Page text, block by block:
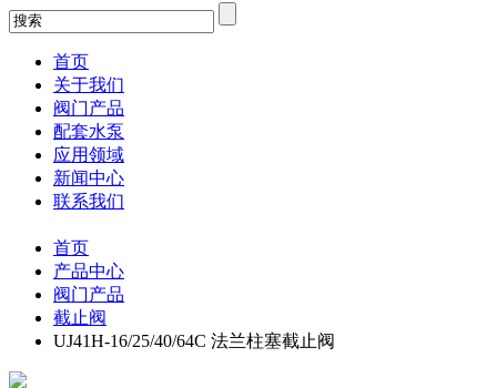
首页
关于我们
阀门产品
配套水泵
应用领域
新闻中心
联系我们
首页
产品中心
阀门产品
截止阀
UJ41H-16/25/40/64C 法兰柱塞截止阀